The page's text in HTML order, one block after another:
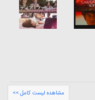
مشاهده لیست کامل >>